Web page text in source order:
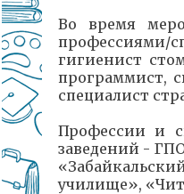
Во время
профессиями/
гигиенист
программист,
специалист
Профессии и
заведений -
училище»,